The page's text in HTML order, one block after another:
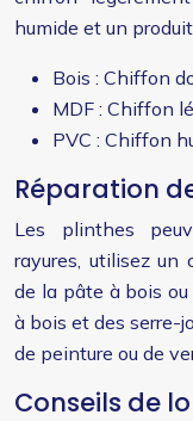
humide et un
Bois : Chiffon
MDF : Chiffon
PVC : Chiffon
Réparation
Les plinthes
rayures, utilisez un
de la pâte à bois ou
à bois et des serre-
de peinture ou de
Conseils de